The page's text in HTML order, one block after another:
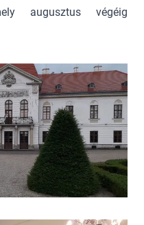
augusztus végéig